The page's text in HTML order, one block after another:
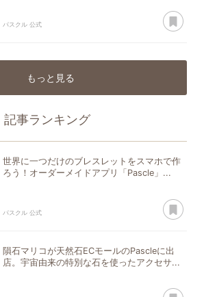
パスクル 公式
もっと見る
記事ランキング
世界に一つだけのブレスレットをスマホで作
ろう！オーダーメイドアプリ「Pascle」...
パスクル 公式
隕石マリコが天然石ECモールのPascleに出
店。宇宙由来の特別な石を使ったアクセサ...